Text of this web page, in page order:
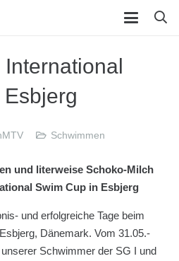
Schwimmen
und literweise Schoko-Milch
Swim Cup in Esbjerg
und erfolgreiche Tage beim
Dänemark. Vom 31.05.-
Schwimmer der SG I und